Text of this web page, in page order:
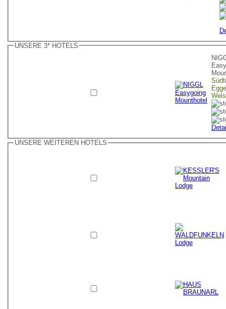
UNSERE 3* HOTELS
UNSERE WEITEREN HOTELS